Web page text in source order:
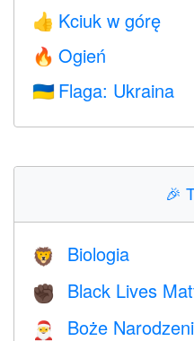
👍 Kciuk w górę
🔥 Ogień
🇺🇦 Flaga: Ukraina
🎉
🦁 Biologia
✊🏿 Black Lives
🎅 Boże